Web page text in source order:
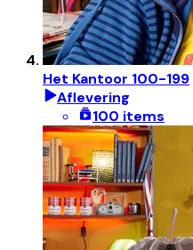
Het Kantoor 100-199
Aflevering
100 items